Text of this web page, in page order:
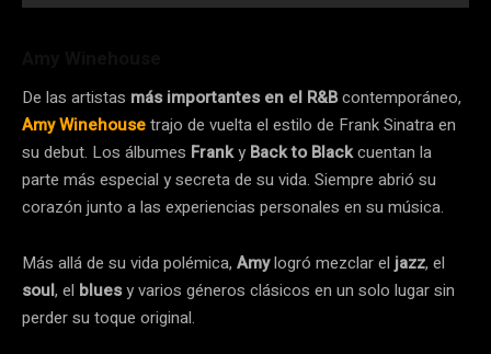
De las artistas más importantes en el R&Bcontemporáneo,
AmyWinehousetrajo de vuelta el estilo de Frank Sinatra en
su debut. Los álbumes Franky Back to Blackcuentan la
parte más especial y secreta de su vida. Siempre abrió su
corazón junto a las experiencias personales en su música.
Más allá de su vida polémica, Amylogró mezclar el jazz, el
soul, el bluesy varios géneros clásicos en un solo lugar sin
perder su toque original.